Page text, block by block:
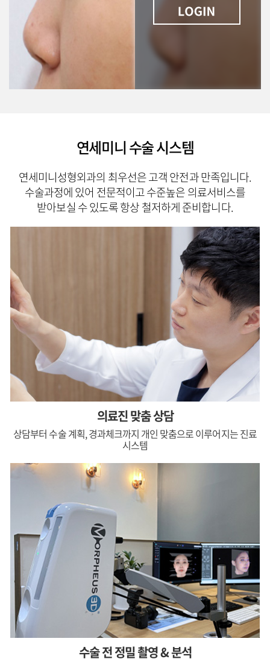
연세미니 수술 시스템
연세미니성형외과의 최우선은 고객 안전과 만족입니다.
수술과정에 있어 전문적이고 수준높은 의료서비스를
받아보실 수 있도록 항상 철저하게 준비합니다.
의료진 맞춤 상담
상담부터 수술 계획, 경과체크까지 개인 맞춤으로 이루어지는 진료
시스템
수술 전 정밀 촬영 & 분석